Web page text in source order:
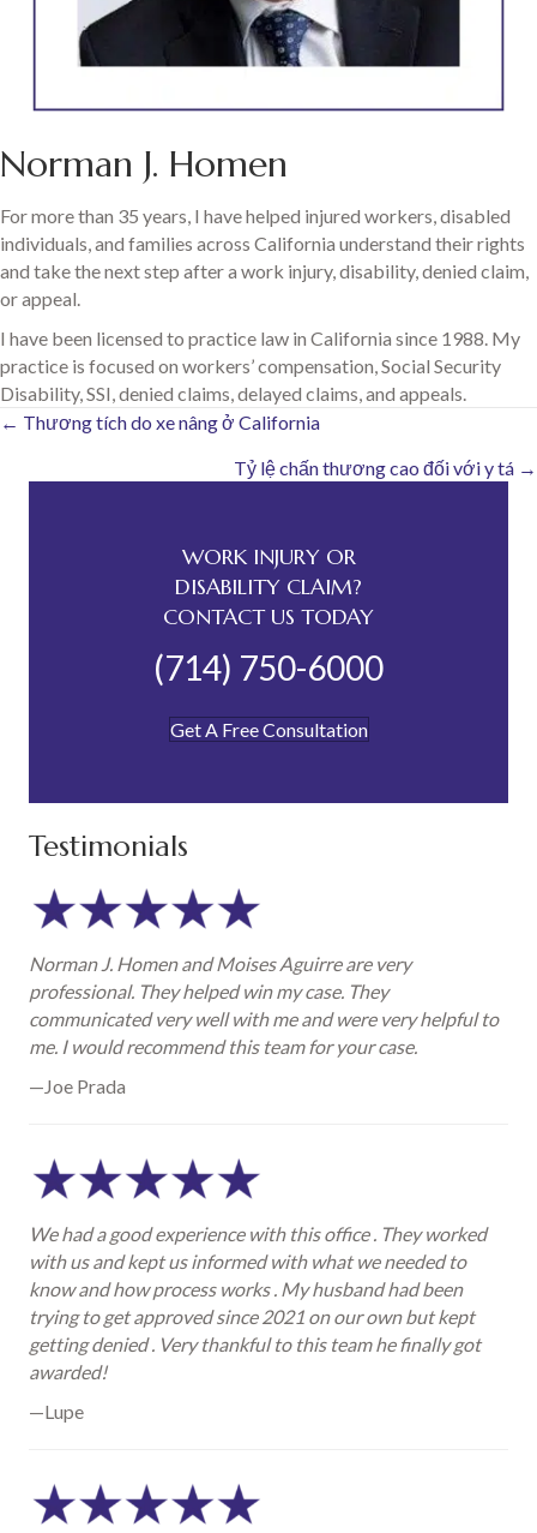
Norman J. Homen
For more than 35 years, I have helped injured workers, disabled
individuals, and families across California understand their rights
and take the next step after a work injury, disability, denied claim,
or appeal.
I have been licensed to practice law in California since 1988. My
practice is focused on workers’ compensation, Social Security
Disability, SSI, denied claims, delayed claims, and appeals.
Posts
navigation
← Thương tích do xe nâng ở California
Tỷ lệ chấn thương cao đối với y tá →
WORK INJURY OR
DISABILITY CLAIM?
CONTACT US TODAY
(714) 750-6000
Get A Free Consultation
Testimonials
Norman J. Homen and Moises Aguirre are very
professional. They helped win my case. They
communicated very well with me and were very helpful to
me. I would recommend this team for your case.
—Joe Prada
We had a good experience with this office . They worked
with us and kept us informed with what we needed to
know and how process works . My husband had been
trying to get approved since 2021 on our own but kept
getting denied . Very thankful to this team he finally got
awarded!
—Lupe